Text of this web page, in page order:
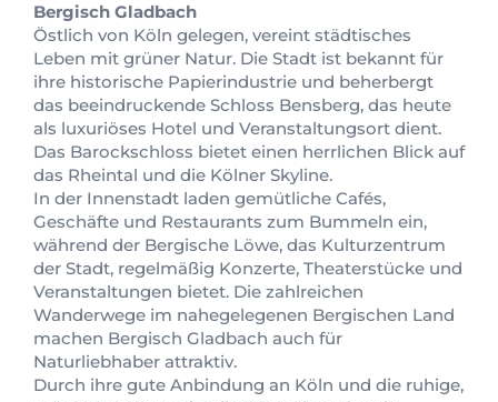
Bergisch Gladbach
Östlich von Köln gelegen, vereint städtisches
Leben mit grüner Natur. Die Stadt ist bekannt für
ihre historische Papierindustrie und beherbergt
das beeindruckende Schloss Bensberg, das heute
als luxuriöses Hotel und Veranstaltungsort dient.
Das Barockschloss bietet einen herrlichen Blick auf
das Rheintal und die Kölner Skyline.
In der Innenstadt laden gemütliche Cafés,
Geschäfte und Restaurants zum Bummeln ein,
während der Bergische Löwe, das Kulturzentrum
der Stadt, regelmäßig Konzerte, Theaterstücke und
Veranstaltungen bietet. Die zahlreichen
Wanderwege im nahegelegenen Bergischen Land
machen Bergisch Gladbach auch für
Naturliebhaber attraktiv.
Durch ihre gute Anbindung an Köln und die ruhige,